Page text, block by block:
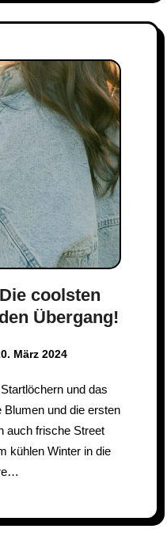
coolsten
Übergang!
März 2024
Blumen und die ersten
auch frische Street
kühlen Winter in die